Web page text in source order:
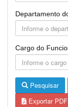
Departamento
Cargo do
Pesquisar
Exportar PDF